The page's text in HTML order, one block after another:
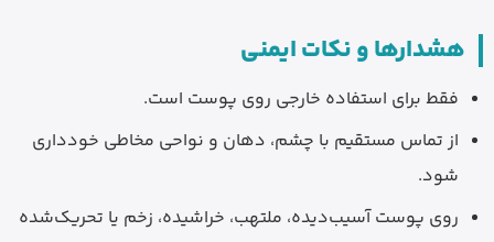
هشدارها و نکات ایمنی
فقط برای استفاده خارجی روی پوست است.
از تماس مستقیم با چشم، دهان و نواحی مخاطی خودداری
شود.
روی پوست آسیب‌دیده، ملتهب، خراشیده، زخم یا تحریک‌شده